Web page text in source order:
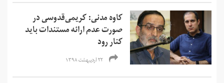
کاوه مدنی: کریمی‌قدوسی در
صورت عدم ارائه مستندات باید
کنار رود
۲۲ اردیبهشت ۱۳۹۸